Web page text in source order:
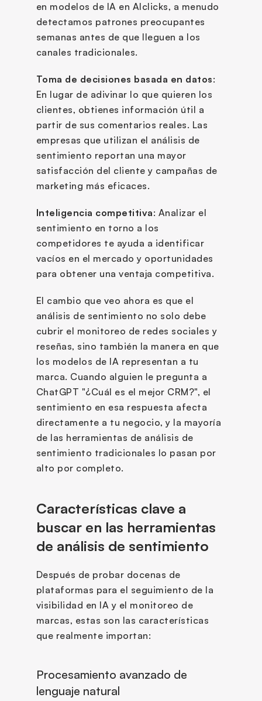
en modelos de IA en AIclicks, a menudo
detectamos patrones preocupantes
semanas antes de que lleguen a los
canales tradicionales.
Toma de decisiones basada en datos:
En lugar de adivinar lo que quieren los
clientes, obtienes información útil a
partir de sus comentarios reales. Las
empresas que utilizan el análisis de
sentimiento reportan una mayor
satisfacción del cliente y campañas de
marketing más eficaces.
Inteligencia competitiva: Analizar el
sentimiento en torno a los
competidores te ayuda a identificar
vacíos en el mercado y oportunidades
para obtener una ventaja competitiva.
El cambio que veo ahora es que el
análisis de sentimiento no solo debe
cubrir el monitoreo de redes sociales y
reseñas, sino también la manera en que
los modelos de IA representan a tu
marca. Cuando alguien le pregunta a
ChatGPT "¿Cuál es el mejor CRM?", el
sentimiento en esa respuesta afecta
directamente a tu negocio, y la mayoría
de las herramientas de análisis de
sentimiento tradicionales lo pasan por
alto por completo.
Características clave a
buscar en las herramientas
de análisis de sentimiento
Después de probar docenas de
plataformas para el seguimiento de la
visibilidad en IA y el monitoreo de
marcas, estas son las características
que realmente importan:
Procesamiento avanzado de
lenguaje natural